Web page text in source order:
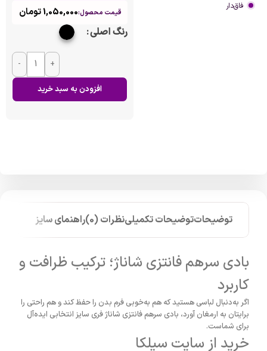
فاق‌دار
قیمت محصول:1,050,000تومان
رنگ اصلی
- +
افزودن به سبد خرید
توضیحاتتوضیحات تکمیلینظرات (0) راهنمای سایز
بادی سرهم فانتزی شاناژ؛ ترکیب ظرافت و
کاربرد
اگر به‌دنبال لباسی هستید که هم به‌خوبی فرم بدن را حفظ کند و هم راحتی را
برایتان به ارمغان آورد، بادی سرهم فانتزی شاناژ فری سایز انتخابی ایده‌آل
برای شماست.
خرید از سایت سیلکا